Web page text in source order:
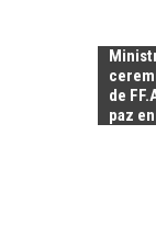
de
paz